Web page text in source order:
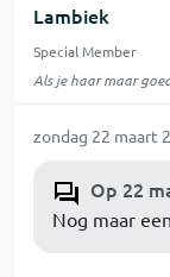
Lambiek
Special Member
Als je haar maar
zondag 22 maart
Op 22
Nog maar